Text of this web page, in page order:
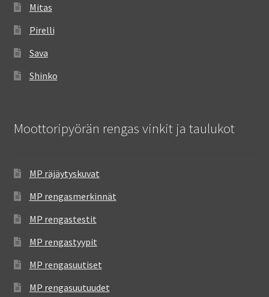
Mitas
Pirelli
Sava
Shinko
Moottoripyörän rengas vinkit ja taulukot
MP räjäytyskuvat
MP rengasmerkinnät
MP rengastestit
MP rengastyypit
MP rengasuutiset
MP rengasuutuudet